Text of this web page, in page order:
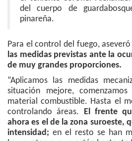
del cuerpo de
pinareña.
Para el control del fuego,
las medidas previstas ante la
de muy grandes proporciones.
“Aplicamos las medidas
situación mejore,
material combustible. Hasta el
controlando áreas. El frente
ahora es el de la zona suroeste,
intensidad; en el resto se han